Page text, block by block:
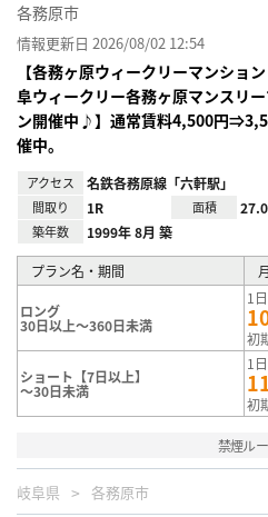
各務原市
情報更新日 2026/08/02 12:54
【各務ヶ原ウィークリーマンショ
阜ウィークリー各務ヶ原マンスリ
ン開催中♪】通常賃料4,500円
催中。
アクセス 名鉄各務原線「六軒駅」
間取り 1R 面積
築年数 1999年 8月 築
プラン名・期間
ロング
30日以上～360日未満
1
初
ショート【7日以上】
～30日未満
1
初
禁煙ル
岐阜県 各務原市